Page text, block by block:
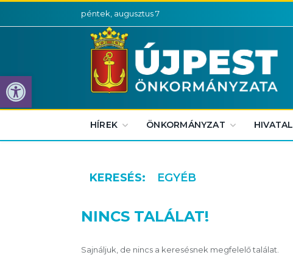
Eszköztár megnyitása
péntek, augusztus 7
HÍREK ÖNKORMÁNYZAT HIVATAL
KERESÉS: EGYÉB
NINCS TALÁLAT!
Sajnáljuk, de nincs a keresésnek megfelelő találat.